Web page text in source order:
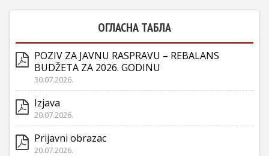
ОГЛАСНА ТАБЛА
POZIV ZA JAVNU RASPRAVU – REBALANS
BUDŽETA ZA 2026. GODINU
30.07.2026.
Izjava
20.07.2026.
Prijavni obrazac
20.07.2026.